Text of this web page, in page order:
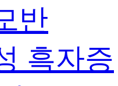
반
흑자증